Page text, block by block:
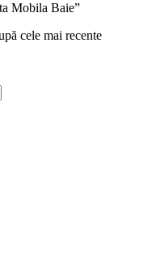
Mobila Baie”
cele mai recente